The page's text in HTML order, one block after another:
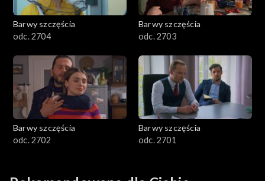
Barwy szczęścia
odc. 2704
Barwy szczęścia
odc. 2703
Barwy szczęścia
odc. 2702
Barwy szczęścia
odc. 2701